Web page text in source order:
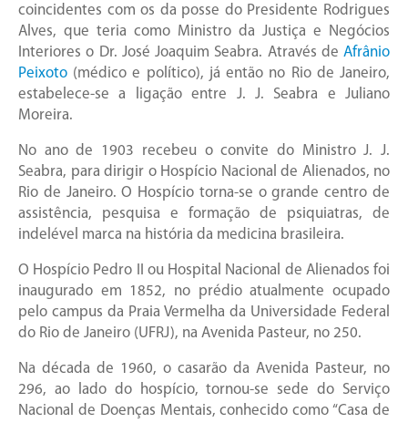
coincidentes com os da posse do Presidente Rodrigues
Alves, que teria como Ministro da Justiça e Negócios
Interiores o Dr. José Joaquim Seabra. Através de Afrânio
Peixoto (médico e político), já então no Rio de Janeiro,
estabelece-se a ligação entre J. J. Seabra e Juliano
Moreira.
No ano de 1903 recebeu o convite do Ministro J. J.
Seabra, para dirigir o Hospício Nacional de Alienados, no
Rio de Janeiro. O Hospício torna-se o grande centro de
assistência, pesquisa e formação de psiquiatras, de
indelével marca na história da medicina brasileira.
O Hospício Pedro II ou Hospital Nacional de Alienados foi
inaugurado em 1852, no prédio atualmente ocupado
pelo campus da Praia Vermelha da Universidade Federal
do Rio de Janeiro (UFRJ), na Avenida Pasteur, no 250.
Na década de 1960, o casarão da Avenida Pasteur, no
296, ao lado do hospício, tornou-se sede do Serviço
Nacional de Doenças Mentais, conhecido como “Casa de